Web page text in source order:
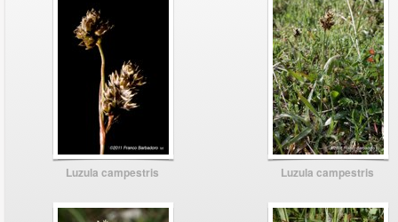
Luzula campestris Luzula campestris